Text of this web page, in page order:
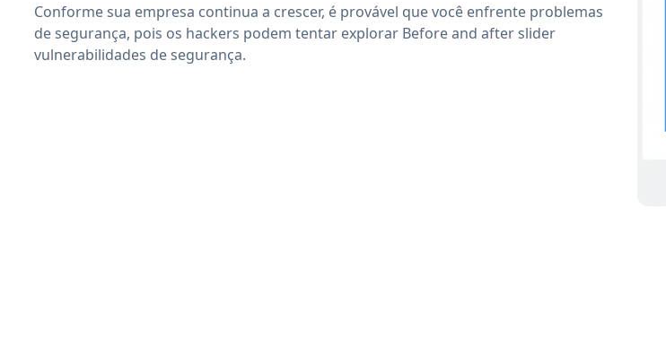
Conforme sua empresa continua a crescer, é provável que você enfrente problemas
de segurança, pois os hackers podem tentar explorar Before and after slider
vulnerabilidades de segurança.